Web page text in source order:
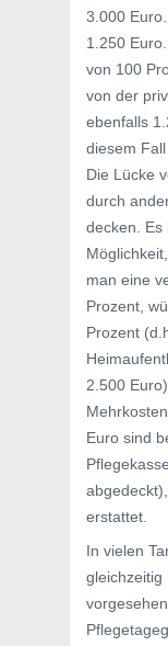
3.000
1.250
von 100
von der
ebenfalls
diesem
Die Lücke
durch
decken. Es
man eine
Prozent,
Prozent
2.500
Euro sind
erstattet.
In vielen
gleichzeitig